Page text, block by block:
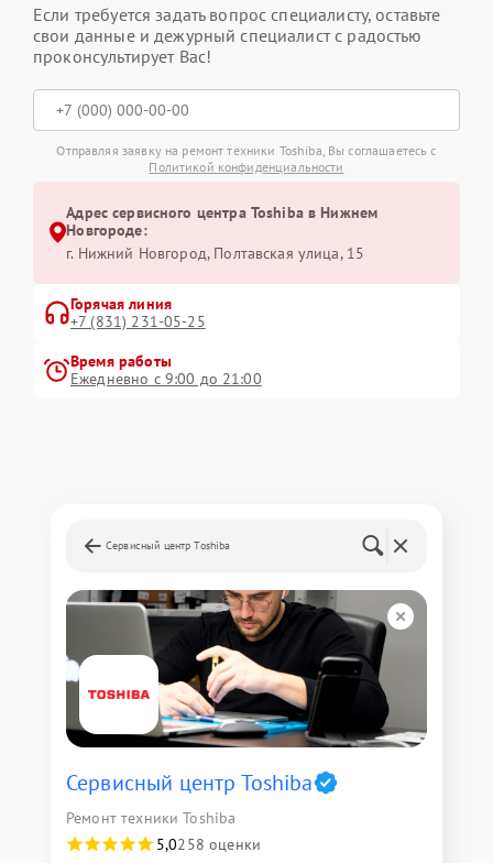
Если требуется задать вопрос специалисту, оставьте
свои данные и дежурный специалист с радостью
проконсультирует Вас!
Отправляя заявку на ремонт техники Toshiba, Вы соглашаетесь с
Политикой конфиденциальности
Адрес сервисного центра Toshiba в Нижнем
Новгороде:
г. Нижний Новгород, Полтавская улица, 15
Горячая линия
+7 (831) 231-05-25
Время работы
Ежедневно с 9:00 до 21:00
Сервисный центр Toshiba
Сервисный центр Toshiba
Ремонт техники Toshiba
5,0258 оценки